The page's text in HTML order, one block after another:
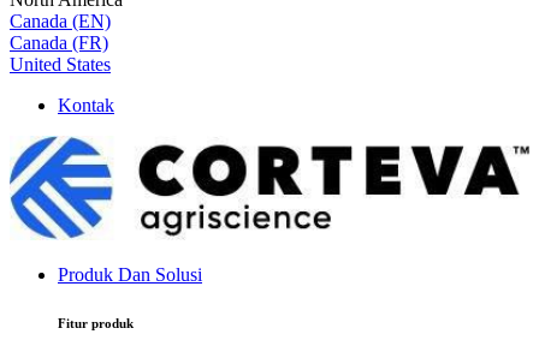
Canada (EN)
Canada (FR)
United States
Kontak
Produk Dan Solusi
Fitur produk